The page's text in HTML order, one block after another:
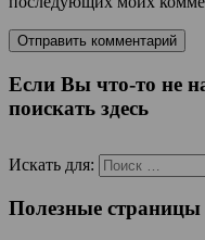
Если Вы что-то не
поискать здесь
Искать для:
Полезные страницы